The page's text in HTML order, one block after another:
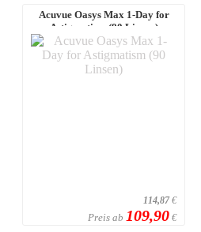
Acuvue Oasys Max 1-Day for
Astigmatism (90 Linsen)
114,87€
Preis ab 109,90 €